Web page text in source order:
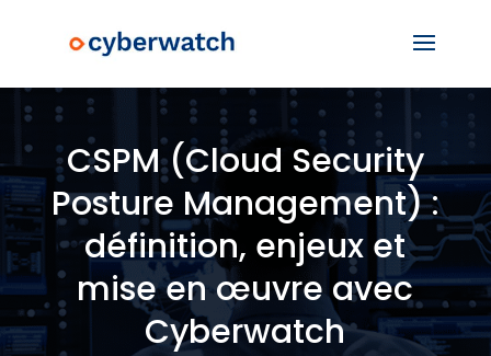
CSPM (Cloud Security
Posture Management) :
définition, enjeux et
mise en œuvre avec
Cyberwatch